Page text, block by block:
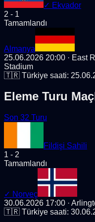
✓ Ekvador
2 - 1
Tamamlandı
Almanya
25.06.2026 20:00 · East
Stadium
🇹🇷 Türkiye saati:
Eleme Turu
Son 32 Turu
Fildişi Sahili
1 - 2
Tamamlandı
✓ Norveç
30.06.2026 17:00 ·
🇹🇷 Türkiye saati: